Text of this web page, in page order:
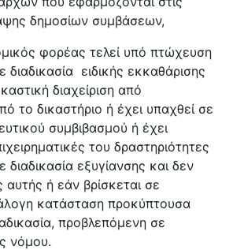
δημοσίων συμβάσεων,
φορέας τελεί υπό πτώχευση
διαδικασία ειδικής εκκαθάρισης
διαχείριση από
το δικαστήριο ή έχει υπαχθεί σε
συμβιβασμού ή έχει
του δραστηριότητες
διαδικασία εξυγίανσης και δεν
αυτής ή εάν βρίσκεται σε
κατάσταση προκύπτουσα
προβλεπόμενη σε
νόμου.